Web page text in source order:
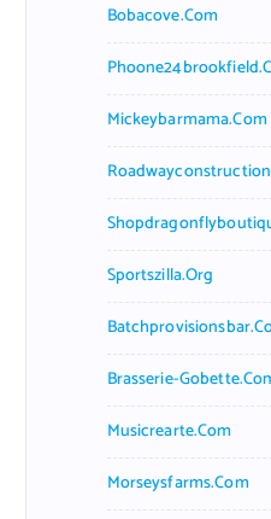
Bobacove.com
Mickeybarmama.com
Sportszilla.org
Brasserie-
Musicrearte.com
Morseysfarms.com